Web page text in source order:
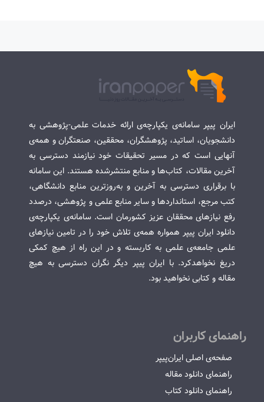
ایران پیپر سامانه‌ی یکپارچه‌ی ارائه خدمات علمی-پژوهشی به
دانشجویان، اساتید، پژوهشگران، محققین، صنعتگران و همه‌ی
آنهایی است که در مسیر تحقیقات خود نیازمند دسترسی به
آخرین مقالات، کتاب‌ها و منابع منتشرشده هستند. این سامانه
با برقراری دسترسی به آخرین و به‌روزترین منابع دانشگاهی،
کتب مرجع، استانداردها و سایر منابع علمی و پژوهشی، درصدد
رفع نیازهای محققان عزیز کشورمان است. سامانه‌ی یکپارچه‌ی
دانلود ایران پیپر همواره همه‌ی تلاش خود را در تامین نیازهای
علمی جامعه‌ی علمی به کاربسته و در این راه از هیچ کمکی
دریغ نخواهدکرد. با ایران پیپر دیگر نگران دسترسی به هیچ
مقاله و کتابی نخواهید بود.
راهنمای کاربران
صفحه‌ی اصلی ایران‌پیپر
راهنمای دانلود مقاله
راهنمای دانلود کتاب